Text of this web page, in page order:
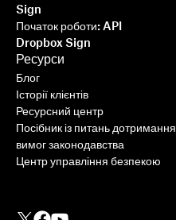
Sign
Початок роботи: API
Dropbox Sign
Ресурси
Блог
Історії клієнтів
Ресурсний центр
Посібник із питань дотримання
вимог законодавства
Центр управління безпекою